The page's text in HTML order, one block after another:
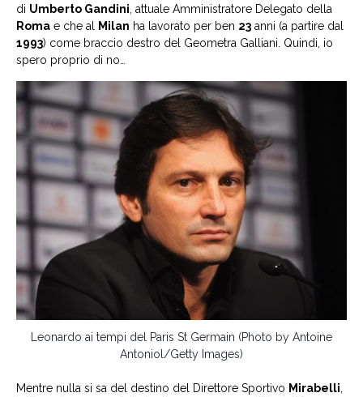
di Umberto Gandini, attuale Amministratore Delegato della
Roma e che al Milan ha lavorato per ben 23 anni (a partire dal
1993) come braccio destro del Geometra Galliani. Quindi, io
spero proprio di no…
Leonardo ai tempi del Paris St Germain (Photo by Antoine
Antoniol/Getty Images)
Mentre nulla si sa del destino del Direttore Sportivo Mirabelli,